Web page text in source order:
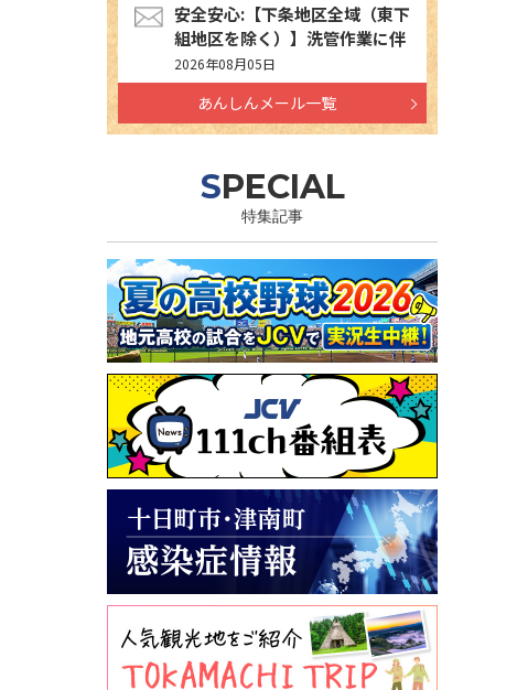
安全安心:【下条地区全域（東下
組地区を除く）】洗管作業に伴
う水道の濁りの発生について
2026年08月05日
あんしんメール一覧
SPECIAL
特集記事